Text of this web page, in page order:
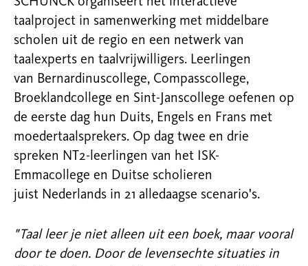
taalproject in samenwerking met middelbare
scholen uit de regio en een netwerk van
taalexperts en taalvrijwilligers. Leerlingen
van Bernardinuscollege, Compasscollege,
Broeklandcollege en Sint-Janscollege oefenen op
de eerste dag hun Duits, Engels en Frans met
moedertaalsprekers. Op dag twee en drie
spreken NT2-leerlingen van het ISK-
Emmacollege en Duitse scholieren
juist Nederlands in 21 alledaagse scenario's.
"Taal leer je niet alleen uit een boek, maar vooral
door te doen. Door de levensechte situaties in